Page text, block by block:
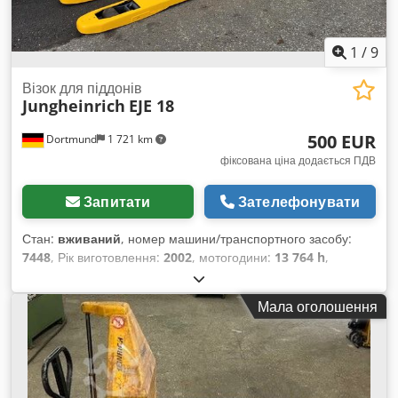
1 /9
Dortmund 1 721 km
Візок для піддонів
Jungheinrich EJE 18
500 EUR
фіксована ціна додається ПДВ
Запитати Зателефонувати
Стан: вживаний, номер машини/транспортного засобу:
7448, Рік виготовлення: 2002, мотогодини: 13 764 h,
, висота підйому:
пального:електричний, тип щогли:Сімплекс,
конструктивна висота:1 300 мм
, .: 7448 Деталі пристрою:
Рік випуску: 2002 Dsdstw Aqropfx Aqtock
Вантажопідйомність: 1800 кг Висота підйому: 220 мм
Відпрацьовано мотогодин: 13764 год Тип щогли:
стандартна Висота щогли: 820 мм Довжина/ширина/висота:
Мала оголошення